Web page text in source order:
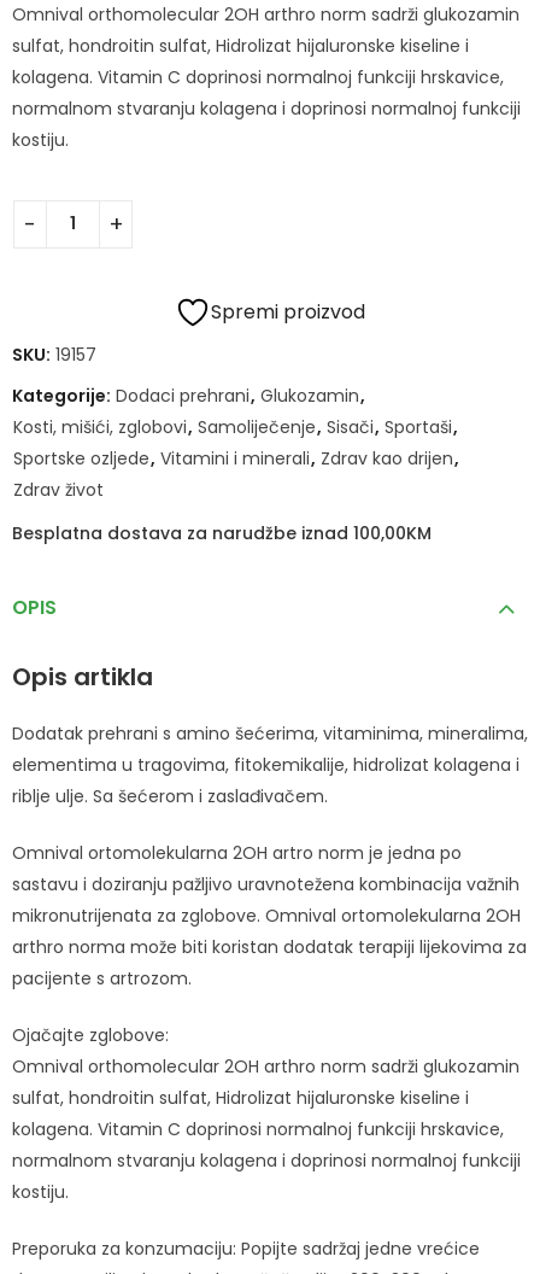
Omnival orthomolecular 2OH arthro norm sadrži glukozamin
sulfat, hondroitin sulfat, Hidrolizat hijaluronske kiseline i
kolagena. Vitamin C doprinosi normalnoj funkciji hrskavice,
normalnom stvaranju kolagena i doprinosi normalnoj funkciji
kostiju.
Spremi proizvod
SKU: 19157
Kategorije: Dodaci prehrani, Glukozamin,
Kosti, mišići, zglobovi, Samoliječenje, Sisači, Sportaši,
Sportske ozljede, Vitamini i minerali, Zdrav kao drijen,
Zdrav život
Besplatna dostava za narudžbe iznad 100,00KM
OPIS
Opis artikla
Dodatak prehrani s amino šećerima, vitaminima, mineralima,
elementima u tragovima, fitokemikalije, hidrolizat kolagena i
riblje ulje. Sa šećerom i zaslađivačem.
Omnival ortomolekularna 2OH artro norm je jedna po
sastavu i doziranju pažljivo uravnotežena kombinacija važnih
mikronutrijenata za zglobove. Omnival ortomolekularna 2OH
arthro norma može biti koristan dodatak terapiji lijekovima za
pacijente s artrozom.
Ojačajte zglobove:
Omnival orthomolecular 2OH arthro norm sadrži glukozamin
sulfat, hondroitin sulfat, Hidrolizat hijaluronske kiseline i
kolagena. Vitamin C doprinosi normalnoj funkciji hrskavice,
normalnom stvaranju kolagena i doprinosi normalnoj funkciji
kostiju.
Preporuka za konzumaciju: Popijte sadržaj jedne vrećice